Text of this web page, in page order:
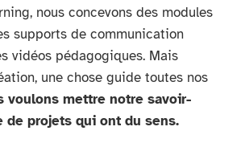
nous concevons des modules
supports de communication
vidéos pédagogiques. Mais
une chose guide toutes nos
voulons mettre notre savoir-
de projets qui ont du sens.